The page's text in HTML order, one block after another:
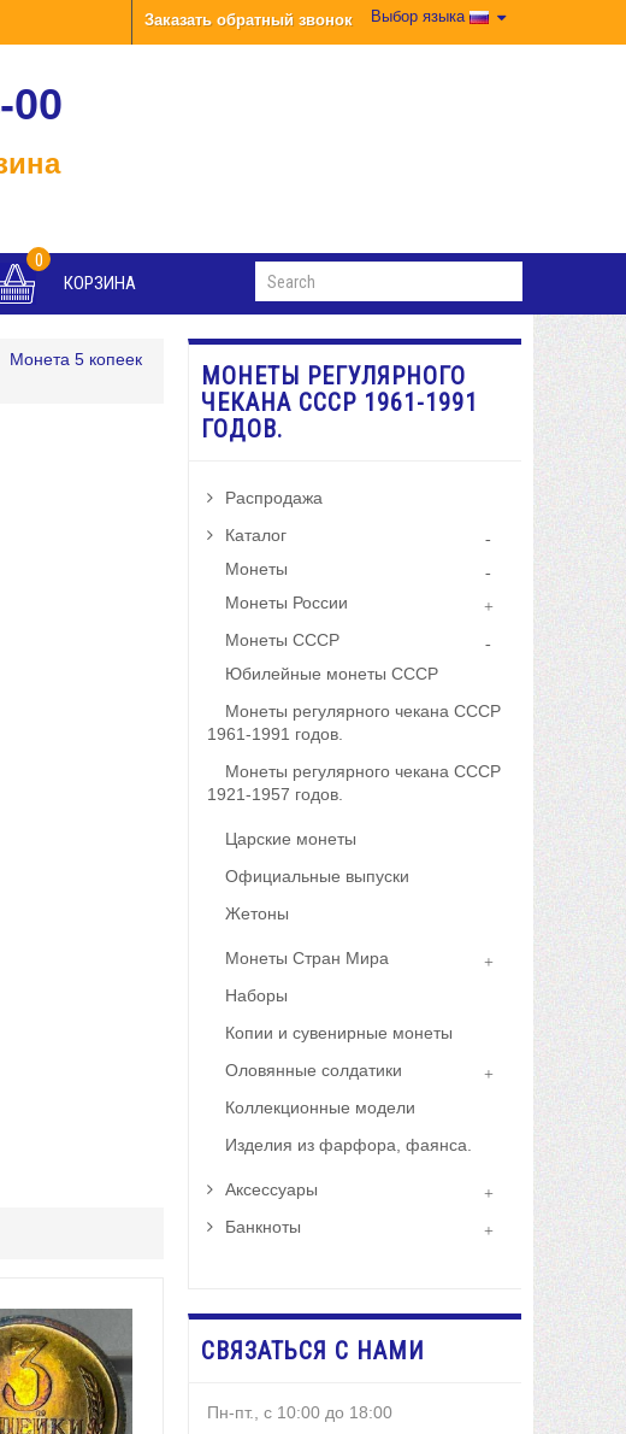
Выбор языка
Заказать обратный звонок
00
0
КОРЗИНА
Монета 5 копеек
МОНЕТЫ РЕГУЛЯРНОГО
ЧЕКАНА СССР 1961-1991
ГОДОВ.
Распродажа
Каталог
Монеты
Монеты России
Монеты СССР
Юбилейные монеты СССР
Монеты регулярного чекана СССР
1961-1991 годов.
Монеты регулярного чекана СССР
1921-1957 годов.
Царские монеты
Официальные выпуски
Жетоны
Монеты Стран Мира
Наборы
Копии и сувенирные монеты
Оловянные солдатики
Коллекционные модели
Изделия из фарфора, фаянса.
Аксессуары
Банкноты
СВЯЗАТЬСЯ С НАМИ
Пн-пт., с 10:00 до 18:00